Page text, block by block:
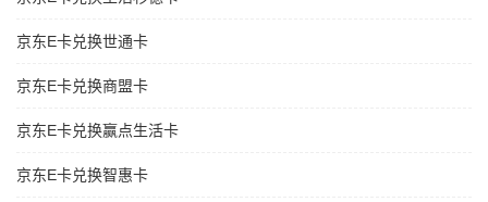
京东E卡兑换世通卡
京东E卡兑换商盟卡
京东E卡兑换赢点生活卡
京东E卡兑换智惠卡